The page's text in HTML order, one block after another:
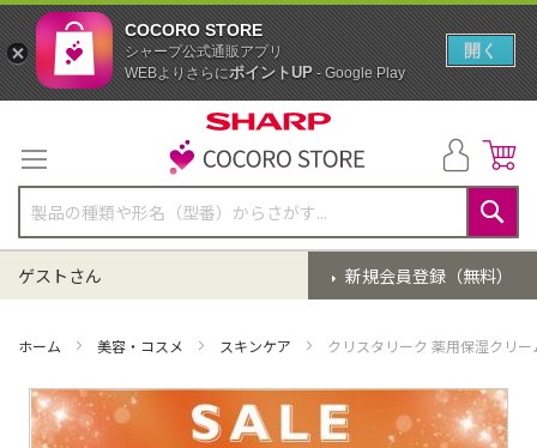
テ
ン
ツ
に
ス
キ
ッ
検
索
新規会員登録（無料）
ゲストさん
ホーム 美容・コスメ スキンケア クリスタリーク 薬用保湿クリ
イ
メ
COCORO STORE
シャープ公式通販アプリ
WEBよりさらにポイントUP- Google Play
開く